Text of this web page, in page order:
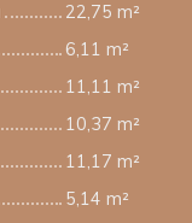
22,75 m²
6,11 m²
11,11 m²
10,37 m²
11,17 m²
5,14 m²